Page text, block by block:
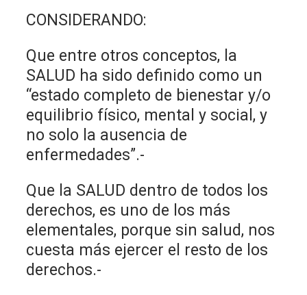
CONSIDERANDO:
Que entre otros conceptos, la
SALUD ha sido definido como un
“estado completo de bienestar y/o
equilibrio físico, mental y social, y
no solo la ausencia de
enfermedades”.-
Que la SALUD dentro de todos los
derechos, es uno de los más
elementales, porque sin salud, nos
cuesta más ejercer el resto de los
derechos.-